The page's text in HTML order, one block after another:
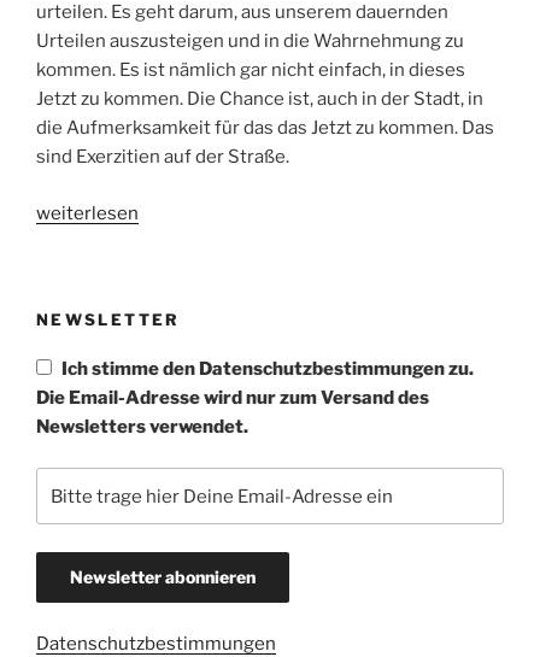
urteilen. Es geht darum, aus unserem dauernden
Urteilen auszusteigen und in die Wahrnehmung zu
kommen. Es ist nämlich gar nicht einfach, in dieses
Jetzt zu kommen. Die Chance ist, auch in der Stadt, in
die Aufmerksamkeit für das das Jetzt zu kommen. Das
sind Exerzitien auf der Straße.
„Klaus
mit
Christian
Herwartz“
weiterlesen
NEWSLETTER
Ich stimme den Datenschutzbestimmungen zu.
Die Email-Adresse wird nur zum Versand des
Newsletters verwendet.
Datenschutzbestimmungen